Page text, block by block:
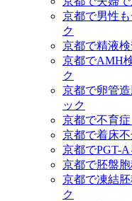
京都で男性
ク
京都で精液
京都でAMH
ク
京都で卵管
ック
京都で不育
京都で着床
京都でPGT-
京都で胚盤
京都で凍結
ク